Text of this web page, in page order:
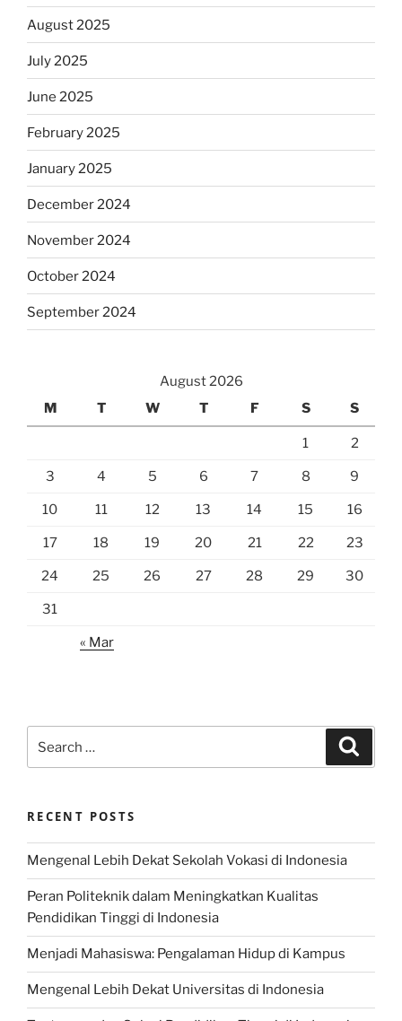
August 2025
July 2025
June 2025
February 2025
January 2025
December 2024
November 2024
October 2024
September 2024
August 2026
M
T W T F S S
1 2
3 4 5 6 7 8 9
10 11 12 13 14 15 16
17 18 19 20 21 22 23
24 25 26 27 28 29 30
31
« Mar
for:
RECENT POSTS
Mengenal Lebih Dekat Sekolah Vokasi di Indonesia
Peran Politeknik dalam Meningkatkan Kualitas
Pendidikan Tinggi di Indonesia
Menjadi Mahasiswa: Pengalaman Hidup di Kampus
Mengenal Lebih Dekat Universitas di Indonesia